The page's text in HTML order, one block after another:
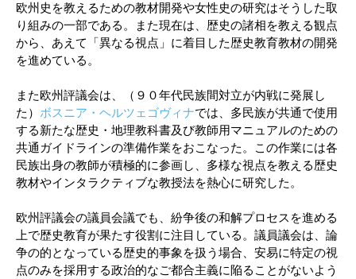
欧州史を教えるための教材開発や女性史の研究はそうした取
り組みの一部である。また現在は、歴史の諸相を教える観点
から、あえて「異なる視点」に着目した歴史教育教材の開発
を進めている。
また欧州評議会は、（９０年代民族間対立が内戦に発展し
た） ボスニア・ヘルツェゴヴィナでは、多民族が共通で使用
する新たな歴史・地理教科書及び教師用マニュアルのための
共通ガイドラインの準備作業をおこなった。この作業には各
民族出身の教師が積極的に参画し、多様な視点を教える歴史
教材やインタラクティブな教授法を熱心に研究した。
欧州評議会の議員会議でも、紛争後の和解プロセスを進める
上で歴史教育が果たす役割に注目している。議員議会は、論
争の的となっている歴史的事象を扱う場合、安易に特定の視
点のみを採用する政治的なご都合主義に陥ることがないよう